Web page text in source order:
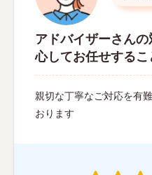
アドバイザーさん
心してお任せする
親切な丁寧なご対応を有
おります